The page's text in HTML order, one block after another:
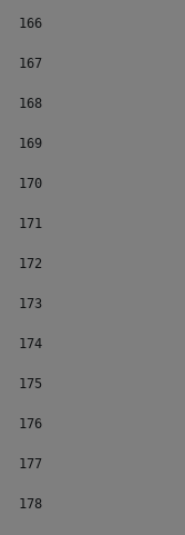
166
167
168
169
170
171
172
173
174
175
176
177
178